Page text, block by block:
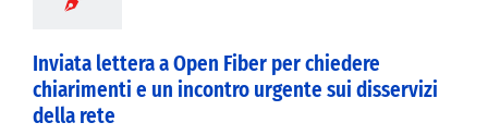
Inviata lettera a Open Fiber per chiedere
chiarimenti e un incontro urgente sui disservizi
della rete